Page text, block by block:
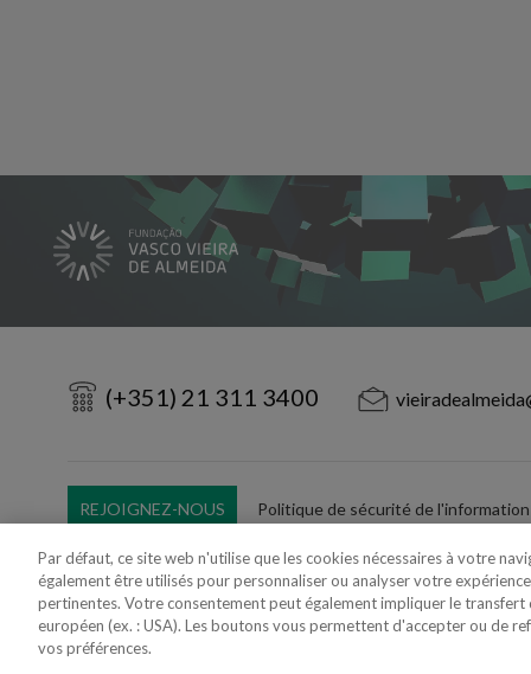
(+351) 21 311 3400
REJOIGNEZ-NOUS Politique de sécurité de l'information
Utilisation Frauduleuse du Nom/Brand
Par défaut, ce site web n'utilise que les cookies nécessaires à votre
également être utilisés pour personnaliser ou analyser votre
pertinentes. Votre consentement peut également impliquer le transfert
européen (ex. : USA). Les boutons vous permettent d'accepter ou de
vos préférences.